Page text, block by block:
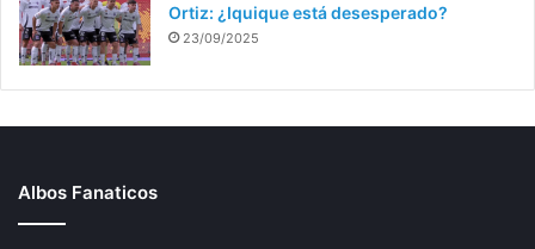
Ortiz: ¿Iquique está desesperado?
23/09/2025
Albos Fanaticos